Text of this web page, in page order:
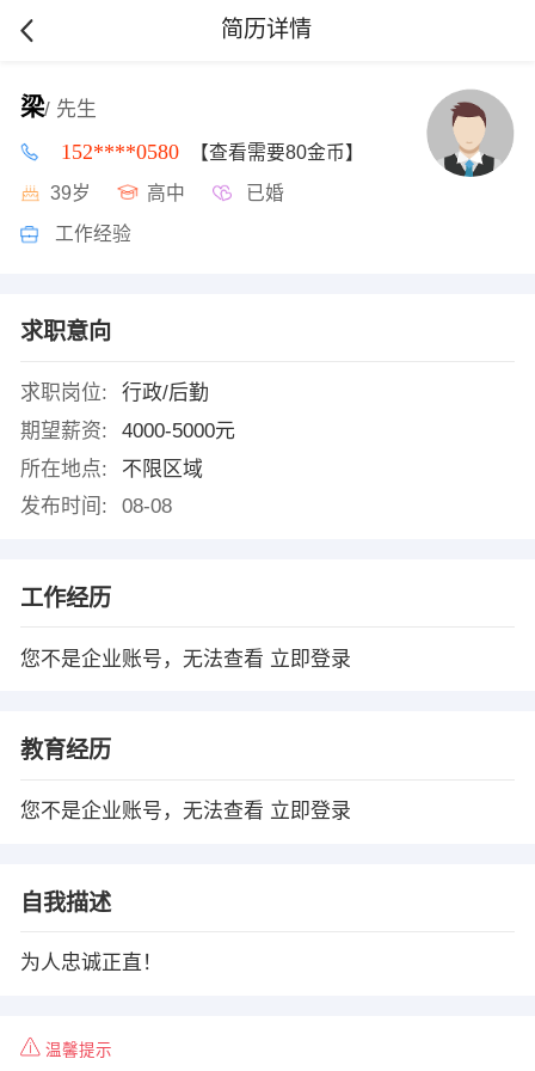
简历详情
梁/ 先生
152****0580 【查看需要80金币】
39岁 高中 已婚
工作经验
求职意向
求职岗位:
行政/后勤
期望薪资:
4000-5000元
所在地点:
不限区域
发布时间:
08-08
工作经历
您不是企业账号，无法查看 立即登录
教育经历
您不是企业账号，无法查看 立即登录
自我描述
为人忠诚正直！
温馨提示